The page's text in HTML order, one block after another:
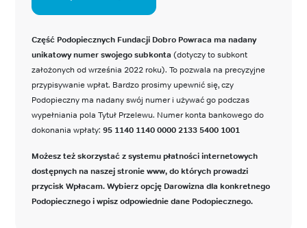
Część Podopiecznych Fundacji Dobro Powraca ma nadany
unikatowy numer swojego subkonta (dotyczy to subkont
założonych od września 2022 roku). To pozwala na precyzyjne
przypisywanie wpłat. Bardzo prosimy upewnić się, czy
Podopieczny ma nadany swój numer i używać go podczas
wypełniania pola Tytuł Przelewu. Numer konta bankowego do
dokonania wpłaty: 95 1140 1140 0000 2133 5400 1001
Możesz też skorzystać z systemu płatności internetowych
dostępnych na naszej stronie www, do których prowadzi
przycisk Wpłacam. Wybierz opcję Darowizna dla konkretnego
Podopiecznego i wpisz odpowiednie dane Podopiecznego.